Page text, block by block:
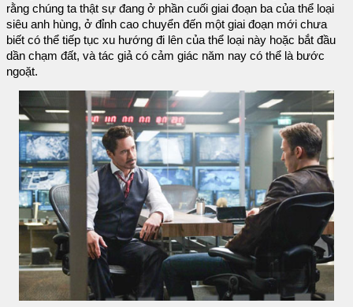
rằng chúng ta thật sự đang ở phần cuối giai đoạn ba của thể loại
siêu anh hùng, ở đỉnh cao chuyển đến một giai đoạn mới chưa
biết có thể tiếp tục xu hướng đi lên của thể loại này hoặc bắt đầu
dần chạm đất, và tác giả có cảm giác năm nay có thể là bước
ngoặt.